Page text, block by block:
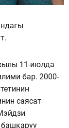
11-июлда
бар. 2000-
саясат
башкаруу